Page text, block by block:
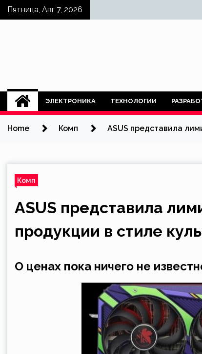
SkipПятница, Авг 7, 2026
ЭЛЕКТРОНИКА ТЕХНОЛОГИИ
Home Комп ASUS представила
Комп
ASUS представила
продукции в стиле
О ценах пока ничего не